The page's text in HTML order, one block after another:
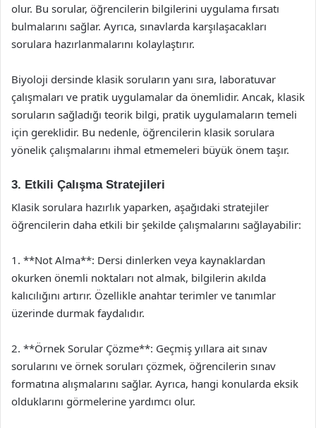
olur. Bu sorular, öğrencilerin bilgilerini uygulama fırsatı
bulmalarını sağlar. Ayrıca, sınavlarda karşılaşacakları
sorulara hazırlanmalarını kolaylaştırır.
Biyoloji dersinde klasik soruların yanı sıra, laboratuvar
çalışmaları ve pratik uygulamalar da önemlidir. Ancak, klasik
soruların sağladığı teorik bilgi, pratik uygulamaların temeli
için gereklidir. Bu nedenle, öğrencilerin klasik sorulara
yönelik çalışmalarını ihmal etmemeleri büyük önem taşır.
3. Etkili Çalışma Stratejileri
Klasik sorulara hazırlık yaparken, aşağıdaki stratejiler
öğrencilerin daha etkili bir şekilde çalışmalarını sağlayabilir:
1. **Not Alma**: Dersi dinlerken veya kaynaklardan
okurken önemli noktaları not almak, bilgilerin akılda
kalıcılığını artırır. Özellikle anahtar terimler ve tanımlar
üzerinde durmak faydalıdır.
2. **Örnek Sorular Çözme**: Geçmiş yıllara ait sınav
sorularını ve örnek soruları çözmek, öğrencilerin sınav
formatına alışmalarını sağlar. Ayrıca, hangi konularda eksik
olduklarını görmelerine yardımcı olur.